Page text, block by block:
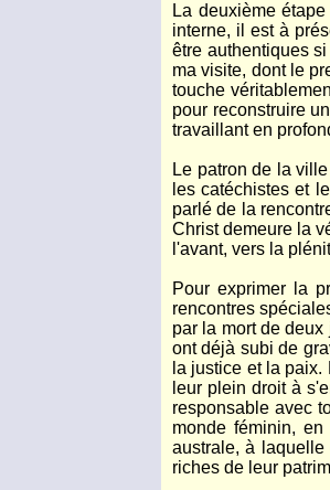
La deuxième
interne, il est à
être authentiques
ma visite, dont le
touche
pour reconstruire
travaillant en
Le patron de la
les catéchistes et
parlé de la
Christ demeure la
l'avant, vers la
Pour exprimer la
rencontres
par la mort de
ont déjà subi de
la justice et la
leur plein droit à
responsable avec
monde féminin,
australe, à
riches de leur